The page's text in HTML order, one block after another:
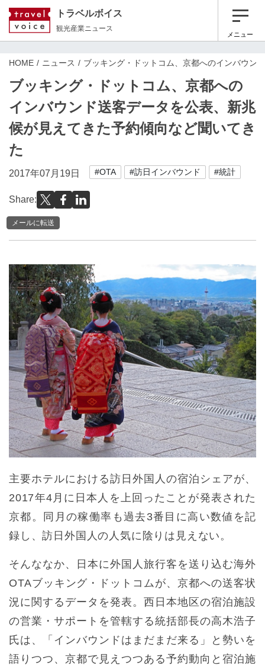
トラベルボイス
観光産業ニュース
メニュー
HOME ニュース ブッキング・ドットコム、京都へのインバウン
ブッキング・ドットコム、京都への
インバウンド送客データを公表、新兆
候が見えてきた予約傾向など聞いてき
た
2017年07月19日 #OTA #訪日インバウンド #統計
Share:
メールに転送
主要ホテルにおける訪日外国人の宿泊シェアが、
2017年4月に日本人を上回ったことが発表された
京都。同月の稼働率も過去3番目に高い数値を記
録し、訪日外国人の人気に陰りは見えない。
そんななか、日本に外国人旅行客を送り込む海外
OTAブッキング・ドットコムが、京都への送客状
況に関するデータを発表。西日本地区の宿泊施設
の営業・サポートを管轄する統括部長の高木浩子
氏は、「インバウンドはまだまだ来る」と勢いを
語りつつ、京都で見えつつある予約動向と宿泊施